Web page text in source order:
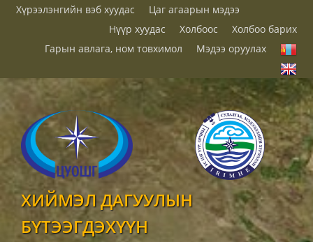
Хүрээлэнгийн вэб хуудас
Цаг агаарын мэдээ
Нүүр хуудас
Холбоос
Холбоо барих
Гарын авлага, ном товхимол
Мэдээ оруулах
ХИЙМЭЛ ДАГУУЛЫН
БҮТЭЭГДЭХҮҮН